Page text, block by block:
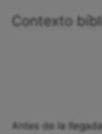
Contexto
Antes de la